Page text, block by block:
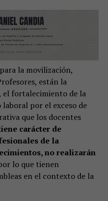
la movilización,
están la
el fortalecimiento de la
por el exceso de
que los docentes
carácter de
de la
no realizarán
lo que tienen
en el contexto de la